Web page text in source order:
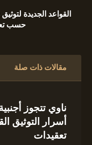
حسب
مقالات ذات صلة
ناوي تتجوز
أسرار التوثيق
تعقيدات